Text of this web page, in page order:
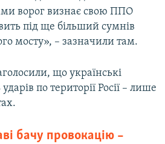
ворог визнає свою ППО
під ще більший сумнів
мосту», – зазначили там.
що українські
по території Росії – лише
бачу провокацію –